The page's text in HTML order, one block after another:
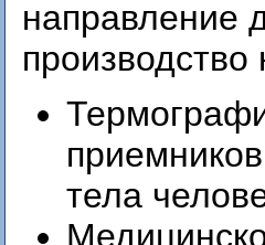
направление
производство
тела